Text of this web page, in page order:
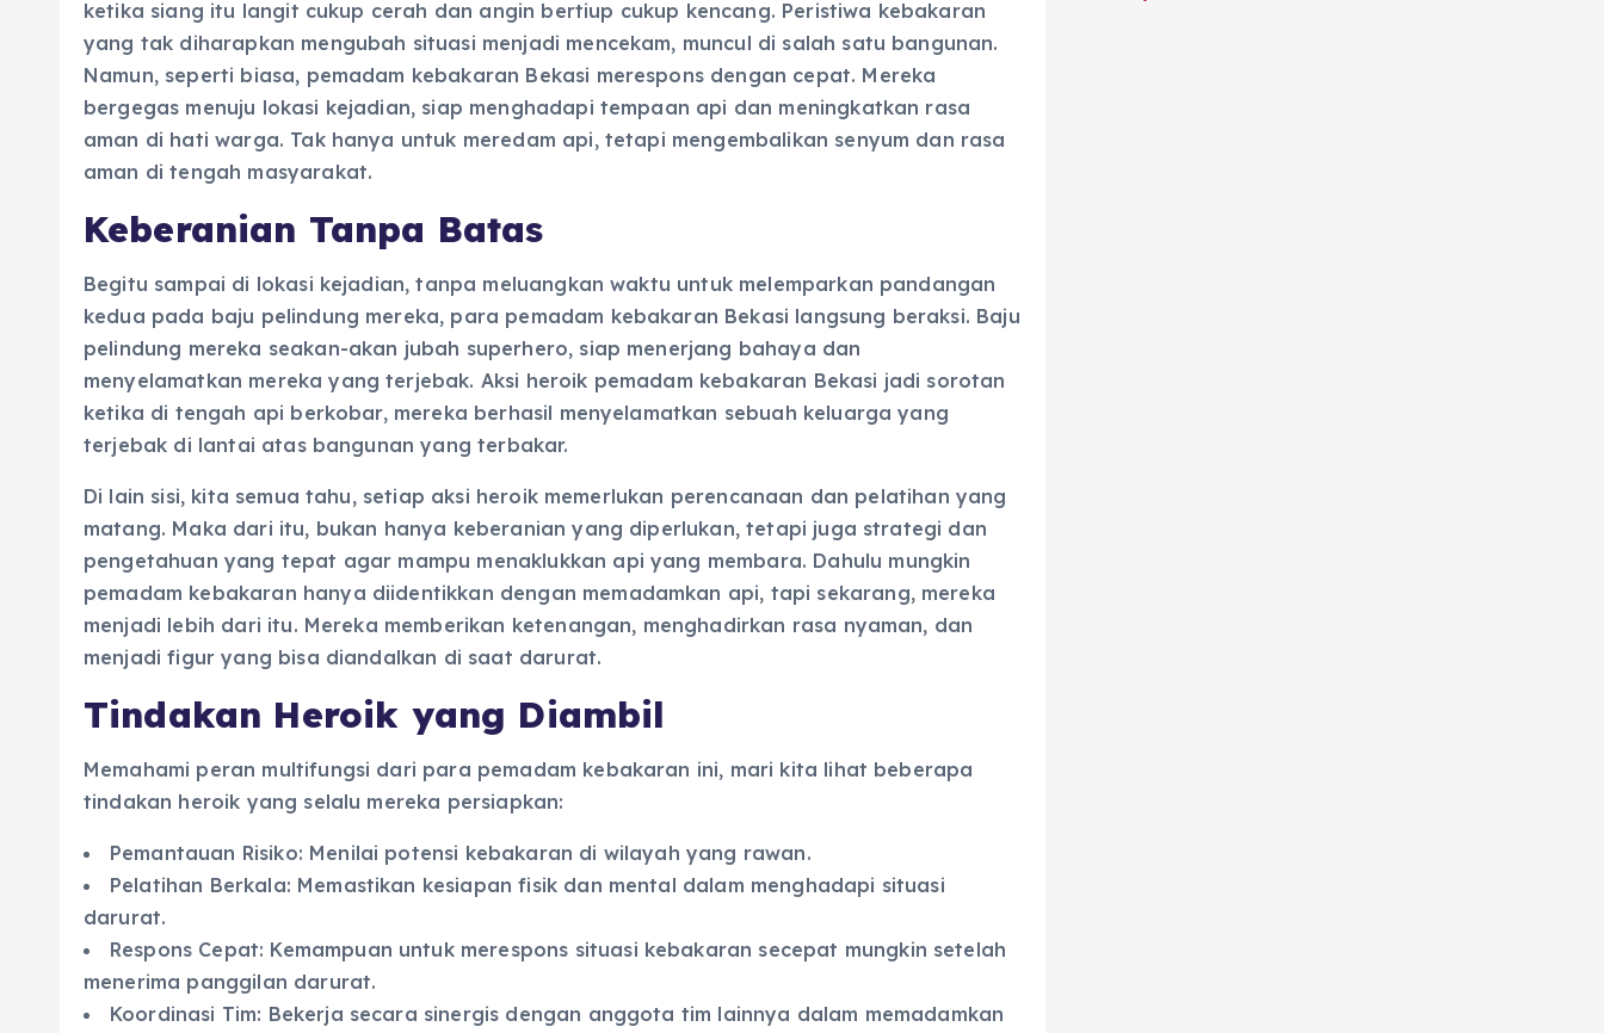
ketika siang itu langit cukup cerah dan angin bertiup cukup kencang. Peristiwa kebakaran
yang tak diharapkan mengubah situasi menjadi mencekam, muncul di salah satu bangunan.
Namun, seperti biasa, pemadam kebakaran Bekasi merespons dengan cepat. Mereka
bergegas menuju lokasi kejadian, siap menghadapi tempaan api dan meningkatkan rasa
aman di hati warga. Tak hanya untuk meredam api, tetapi mengembalikan senyum dan rasa
aman di tengah masyarakat.
Keberanian Tanpa Batas
Begitu sampai di lokasi kejadian, tanpa meluangkan waktu untuk melemparkan pandangan
kedua pada baju pelindung mereka, para pemadam kebakaran Bekasi langsung beraksi. Baju
pelindung mereka seakan-akan jubah superhero, siap menerjang bahaya dan
menyelamatkan mereka yang terjebak. Aksi heroik pemadam kebakaran Bekasi jadi sorotan
ketika di tengah api berkobar, mereka berhasil menyelamatkan sebuah keluarga yang
terjebak di lantai atas bangunan yang terbakar.
Di lain sisi, kita semua tahu, setiap aksi heroik memerlukan perencanaan dan pelatihan yang
matang. Maka dari itu, bukan hanya keberanian yang diperlukan, tetapi juga strategi dan
pengetahuan yang tepat agar mampu menaklukkan api yang membara. Dahulu mungkin
pemadam kebakaran hanya diidentikkan dengan memadamkan api, tapi sekarang, mereka
menjadi lebih dari itu. Mereka memberikan ketenangan, menghadirkan rasa nyaman, dan
menjadi figur yang bisa diandalkan di saat darurat.
Tindakan Heroik yang Diambil
Memahami peran multifungsi dari para pemadam kebakaran ini, mari kita lihat beberapa
tindakan heroik yang selalu mereka persiapkan:
Pemantauan Risiko: Menilai potensi kebakaran di wilayah yang rawan.
Pelatihan Berkala: Memastikan kesiapan fisik dan mental dalam menghadapi situasi
darurat.
Respons Cepat: Kemampuan untuk merespons situasi kebakaran secepat mungkin setelah
menerima panggilan darurat.
Koordinasi Tim: Bekerja secara sinergis dengan anggota tim lainnya dalam memadamkan